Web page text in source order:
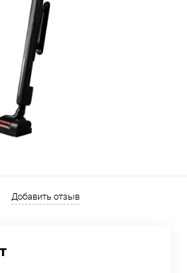
Добавить отзыв
% будут
с вашей карты
2 недели